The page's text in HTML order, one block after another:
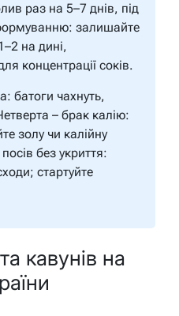
раз на 5–7 днів, під
залишайте
на дині,
концентрації соків.
батоги чахнуть,
– брак калію:
золу чи калійну
без укриття:
стартуйте
кавунів на